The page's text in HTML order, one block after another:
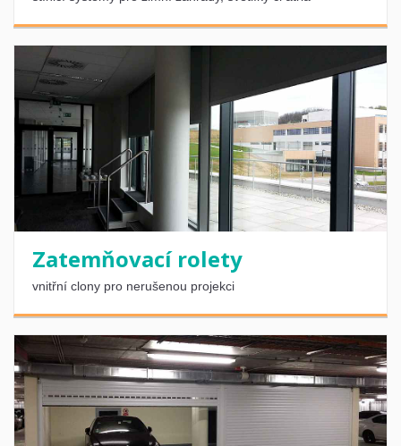
Zatemňovací rolety
vnitřní clony pro nerušenou projekci